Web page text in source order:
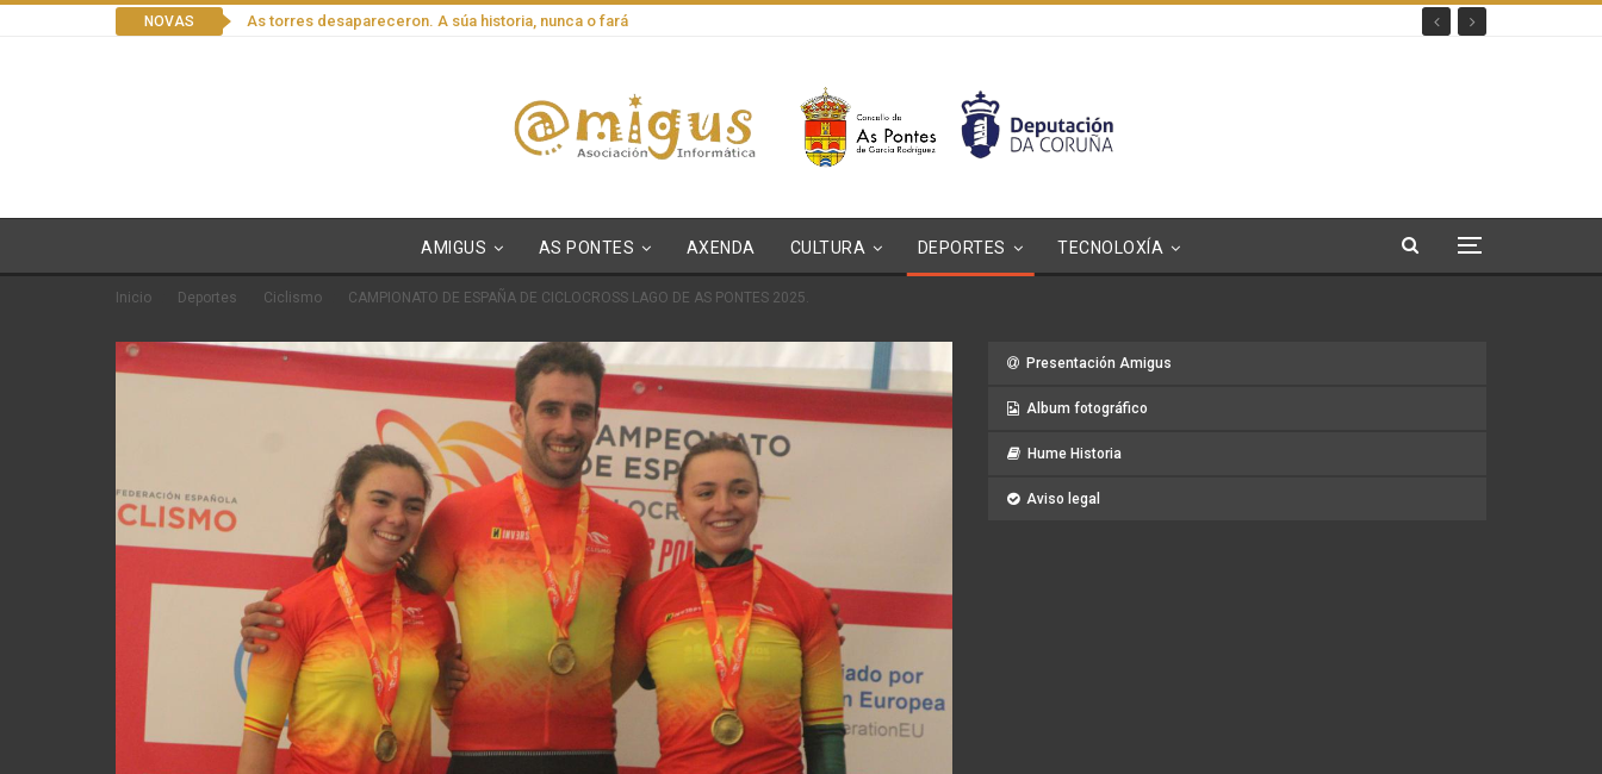
NOVAS As torres desapareceron. A súa historia, nunca o fará
AMIGUS AS PONTES AXENDA CULTURA DEPORTES TECNOLOXÍA
Inicio Deportes Ciclismo CAMPIONATO DE ESPAÑA DE CICLOCROSS LAGO DE AS PONTES 2025.
Presentación Amigus
Album fotográfico
Hume Historia
Aviso legal